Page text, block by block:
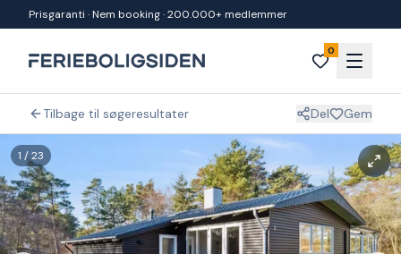
Spring til indhold
Prisgaranti · Nem booking · 200.000+ medlemmer
0
Tilbage til søgeresultater Del Gem
1 /23